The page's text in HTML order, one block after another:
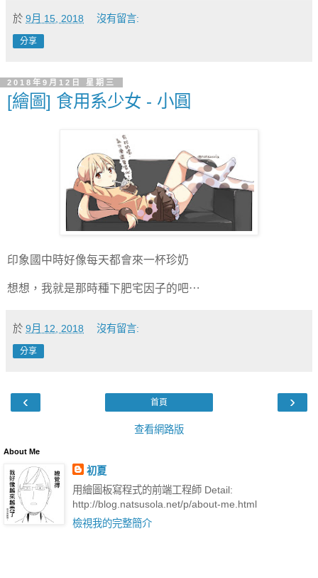
於 9月 15, 2018 沒有留言:
分享
2018年9月12日 星期三
[繪圖] 食用系少女 - 小圓
印象國中時好像每天都會來一杯珍奶
想想，我就是那時種下肥宅因子的吧⋯
於 9月 12, 2018 沒有留言:
分享
‹ ›
首頁
查看網路版
About Me
初夏
用繪圖板寫程式的前端工程師 Detail:
http://blog.natsusola.net/p/about-me.html
檢視我的完整簡介